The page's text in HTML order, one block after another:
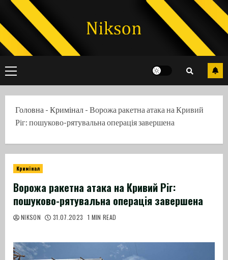
Skip
content
Primary
Menu
Головна - Кримінал - Ворожа ракетна атака на Кривий
Ріг: пошуково-рятувальна операція завершена
Кримінал
Ворожа ракетна атака на Кривий Ріг:
пошуково-рятувальна операція завершена
NIKSON 31.07.2023 1 MIN READ